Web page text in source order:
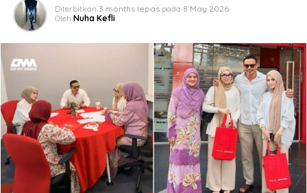
Diterbitkan 3 months lepas pada 8 May 2026
Oleh Nuha Kefli